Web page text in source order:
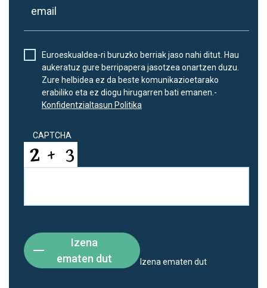
Euroeskualdea-ri buruzko berriak jaso nahi ditut. Hau
aukeratuz gure berripapera jasotzea onartzen duzu.
Zure helbidea ez da beste komunikazioetarako
erabiliko eta ez diogu hirugarren bati emanen.-
Konfidentzialtasun Politika
CAPTCHA
Izena
ematen dut
Izena ematen dut